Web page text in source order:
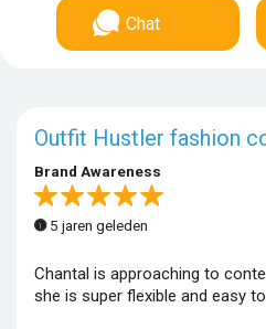
Chat
Outfit Hustler fashion
Brand Awareness
5 jaren geleden
Chantal is approaching to
she is super flexible and easy